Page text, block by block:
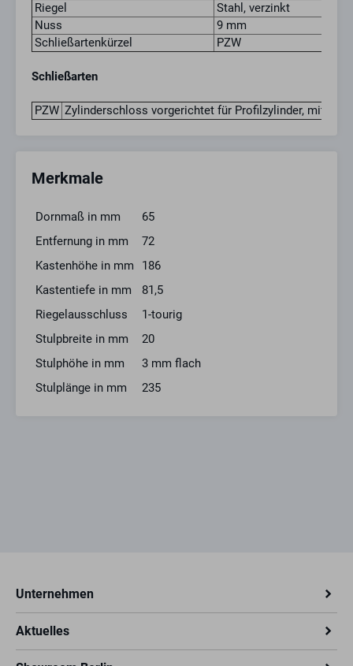
Riegel
Stahl, verzinkt
Nuss
9 mm
Schließartenkürzel
PZW
Schließarten
PZW Zylinderschloss vorgerichtet für Profilzylinder, mit
Merkmale
Dornmaß in mm
65
Entfernung in mm
72
Kastenhöhe in mm
186
Kastentiefe in mm
81,5
Riegelausschluss
1-tourig
Stulpbreite in mm
20
Stulphöhe in mm
3 mm flach
Stulplänge in mm
235
Unternehmen
Aktuelles